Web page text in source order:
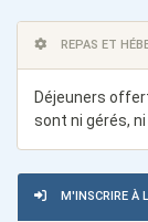
REPAS ET
Déjeuners
sont ni gérés,
M'INSCRIRE À